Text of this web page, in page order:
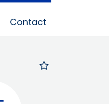
Contact